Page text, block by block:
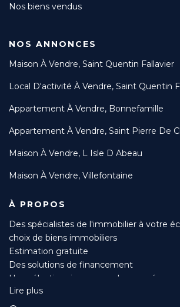
Nos biens vendus
NOS ANNONCES
Maison À Vendre, Saint Quentin Fallavier
Local D'activité À Vendre, Saint Quentin
Appartement À Vendre, Bonnefamille
Appartement À Vendre, Saint Pierre De
Maison À Vendre, L Isle D Abeau
Maison À Vendre, Villefontaine
À PROPOS
Des spécialistes de l'immobilier à votre
choix de biens immobiliers
Estimation gratuite
Des solutions de financement
Une sélection rigoureuse des acquéreurs
Suivi du compromis jusqu’à l’acte
Lire plus